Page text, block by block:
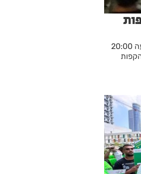
במוצאי שמחת תורה, יום שלישי 14.10.2025, בשעה 20:00
צעדת הקפות